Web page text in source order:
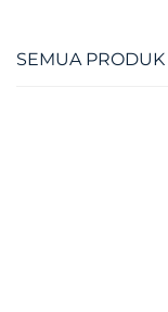
SEMUA PRODUK